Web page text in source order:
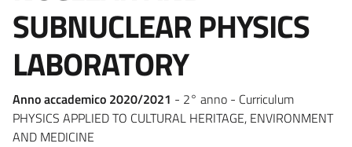
SUBNUCLEAR PHYSICS
LABORATORY
Anno accademico 2020/2021 - 2° anno - Curriculum
PHYSICS APPLIED TO CULTURAL HERITAGE, ENVIRONMENT
AND MEDICINE